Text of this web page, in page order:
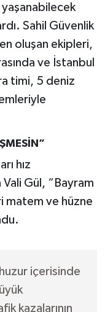
Sahil Güvenlik
oluşan ekipleri,
ve İstanbul
timi, 5 deniz
hız
Gül, “Bayram
matem ve hüzne
huzur içerisinde
kazalarının